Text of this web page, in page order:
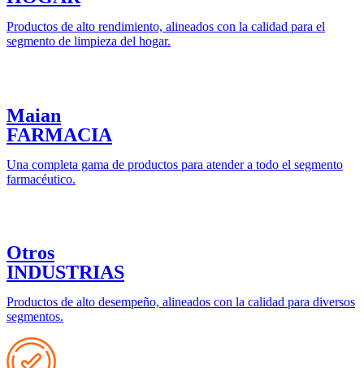
Productos de alto rendimiento, alineados con la calidad para el
segmento de limpieza del hogar.
Maian
FARMACIA
Una completa gama de productos para atender a todo el segmento
farmacéutico.
Otros
INDUSTRIAS
Productos de alto desempeño, alineados con la calidad para diversos
segmentos.